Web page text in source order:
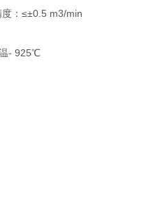
：≤±0.5 m3/min
- 925℃